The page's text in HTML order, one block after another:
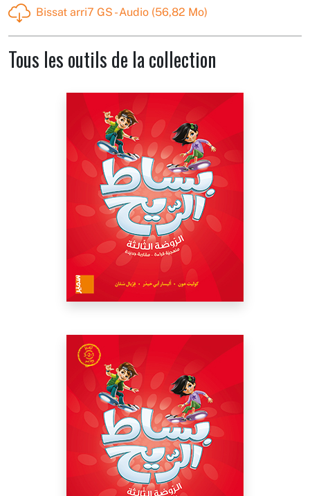
Bissat arri7 GS - Audio (56,82 Mo)
Tous les outils de la collection